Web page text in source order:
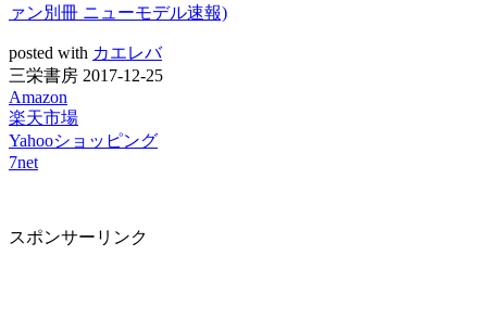
ァン別冊 ニューモデル速報)
posted with カエレバ
三栄書房 2017-12-25
Amazon
楽天市場
Yahooショッピング
7net
スポンサーリンク